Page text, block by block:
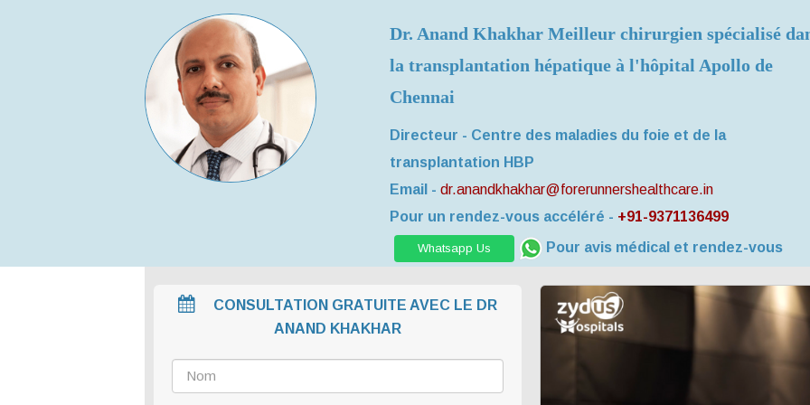
Dr. Anand Khakhar Meilleur chirurgien spécialisé
la transplantation hépatique à l'hôpital Apollo de
Chennai
Directeur - Centre des maladies du foie et de la
transplantation HBP
Email - dr.anandkhakhar@forerunnershealthcare.in
Pour un rendez-vous accéléré - +91-9371136499
Whatsapp Us Pour avis médical et rendez-vous
CONSULTATION GRATUITE AVEC LE DR
ANAND KHAKHAR